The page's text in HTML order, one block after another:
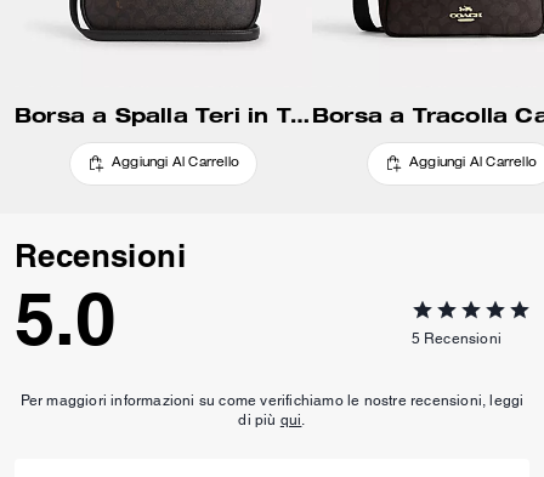
Borsa a Spalla Teri in Tela Signature
Aggiungi Al Carrello Aggiungi Al Carrello
Recensioni
5.0 5 Recensioni
Per maggiori informazioni su come verifichiamo le nostre recensioni, leggi
di più qui